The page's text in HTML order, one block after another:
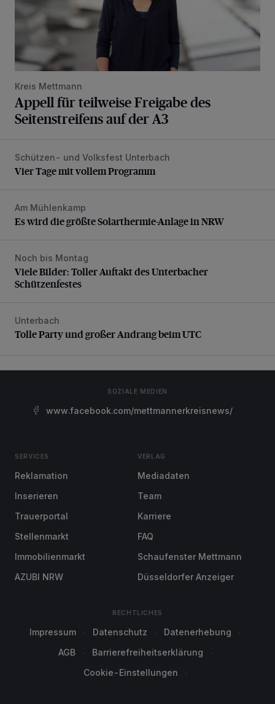
Kreis Mettmann
Appell für teilweise Freigabe des
Seitenstreifens auf der A3
Vier Tage mit vollem Programm
Schützen- und Volksfest Unterbach
Vier Tage mit vollem Programm
Es wird die größte Solarthermie-Anlage in NRW
Am Mühlenkamp
Es wird die größte Solarthermie-Anlage in NRW
Viele Bilder: Toller Auftakt des Unterbacher
Noch bis Montag
Viele Bilder: Toller Auftakt des Unterbacher
Schützenfestes
Tolle Party und großer Andrang beim UTC
Unterbach
Tolle Party und großer Andrang beim UTC
SOZIALE MEDIEN
www.facebook.com/mettmannerkreisnews/
SERVICES
Reklamation
Inserieren
Trauerportal
Stellenmarkt
Immobilienmarkt
AZUBI NRW
VERLAG
Mediadaten
Team
Karriere
FAQ
Schaufenster Mettmann
Düsseldorfer Anzeiger
RECHTLICHES
Impressum Datenschutz
Datenerhebung
AGB
Barrierefreiheitserklärung
Cookie-Einstellungen